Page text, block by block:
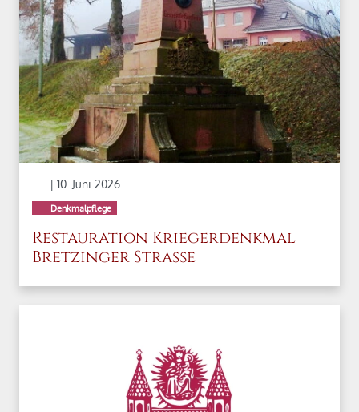
| 10. Juni 2026
Denkmalpflege
Restauration Kriegerdenkmal
Bretzinger Straße